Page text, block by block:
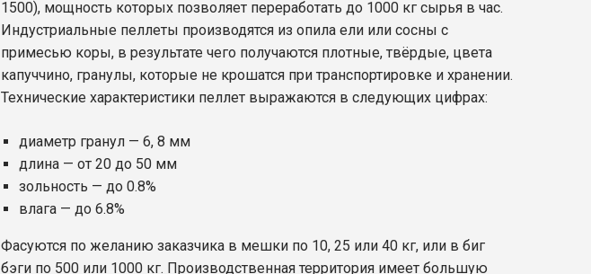
1500), мощность которых позволяет переработать до 1000 кг сырья в час.
Индустриальные пеллеты производятся из опила ели или сосны с
примесью коры, в результате чего получаются плотные, твёрдые, цвета
капуччино, гранулы, которые не крошатся при транспортировке и хранении.
Технические характеристики пеллет выражаются в следующих цифрах:
диаметр гранул — 6, 8 мм
длина — от 20 до 50 мм
зольность — до 0.8%
влага — до 6.8%
Фасуются по желанию заказчика в мешки по 10, 25 или 40 кг, или в биг
бэги по 500 или 1000 кг. Производственная территория имеет большую